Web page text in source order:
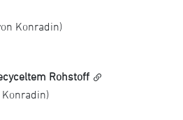
Konradin)
Rohstoff